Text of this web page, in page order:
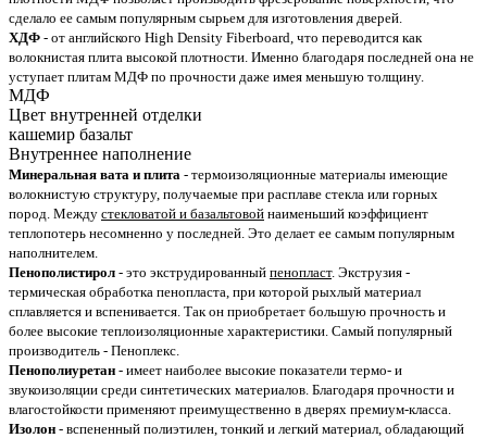
сделало ее самым популярным сырьем для изготовления дверей.
ХДФ - от английского High Density Fiberboard, что переводится как
волокнистая плита высокой плотности. Именно благодаря последней она не
уступает плитам МДФ по прочности даже имея меньшую толщину.
МДФ
Цвет внутренней отделки
кашемир базальт
Внутреннее наполнение
Минеральная вата и плита - термоизоляционные материалы имеющие
волокнистую структуру, получаемые при расплаве стекла или горных
пород. Между стекловатой и базальтовой наименьший коэффициент
теплопотерь несомненно у последней. Это делает ее самым популярным
наполнителем.
Пенополистирол - это экструдированный пенопласт. Экструзия -
термическая обработка пенопласта, при которой рыхлый материал
сплавляется и вспенивается. Так он приобретает большую прочность и
более высокие теплоизоляционные характеристики. Самый популярный
производитель - Пеноплекс.
Пенополиуретан - имеет наиболее высокие показатели термо- и
звукоизоляции среди синтетических материалов. Благодаря прочности и
влагостойкости применяют преимущественно в дверях премиум-класса.
Изолон - вспененный полиэтилен, тонкий и легкий материал, обладающий